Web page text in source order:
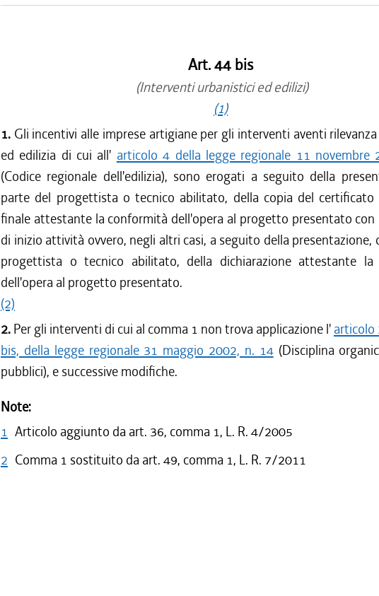
Art. 44 bis
(Interventi urbanistici ed edilizi)
(1)
1. Gli incentivi alle imprese artigiane per gli interventi aventi
ed edilizia di cui all' articolo 4 della legge regionale 11 novembre
(Codice regionale dell'edilizia), sono erogati a seguito della
parte del progettista o tecnico abilitato, della copia del certificato
finale attestante la conformità dell'opera al progetto presentato con
di inizio attività ovvero, negli altri casi, a seguito della presentazione,
progettista o tecnico abilitato, della dichiarazione attestante la
dell'opera al progetto presentato.
(2)
2. Per gli interventi di cui al comma 1 non trova applicazione l' articolo
bis, della legge regionale 31 maggio 2002, n. 14(Disciplina
pubblici), e successive modifiche.
Note:
1 Articolo aggiunto da art. 36, comma 1, L. R. 4/2005
2 Comma 1 sostituito da art. 49, comma 1, L. R. 7/2011